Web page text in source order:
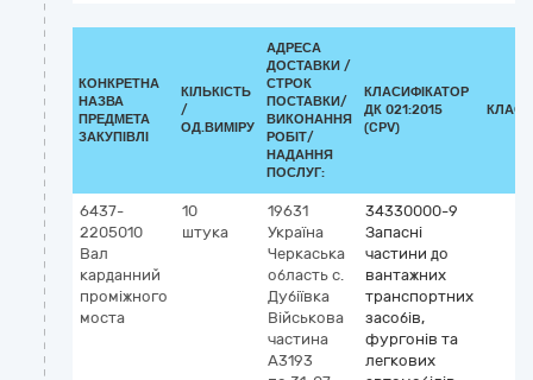
КОНКРЕТНА
НАЗВА
ПРЕДМЕТА
ЗАКУПІВЛІ
КІЛЬКІСТЬ
/
ОД.ВИМІРУ
АДРЕСА
ДОСТАВКИ /
СТРОК
ПОСТАВКИ/
ВИКОНАННЯ
РОБІТ/
НАДАННЯ
ПОСЛУГ:
КЛАСИФІКАТОР
ДК 021:2015
(CPV)
6437-
2205010
Вал
карданний
проміжного
моста
10
штука
19631
Україна
Черкаська
область с.
Дубіївка
Військова
частина
А3193
34330000-9
Запасні
частини до
вантажних
транспортних
засобів,
фургонів та
легкових